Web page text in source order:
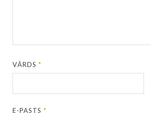
VĀRDS*
E-PASTS*